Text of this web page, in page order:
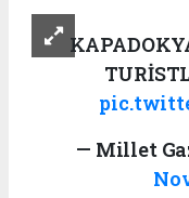
— Millet